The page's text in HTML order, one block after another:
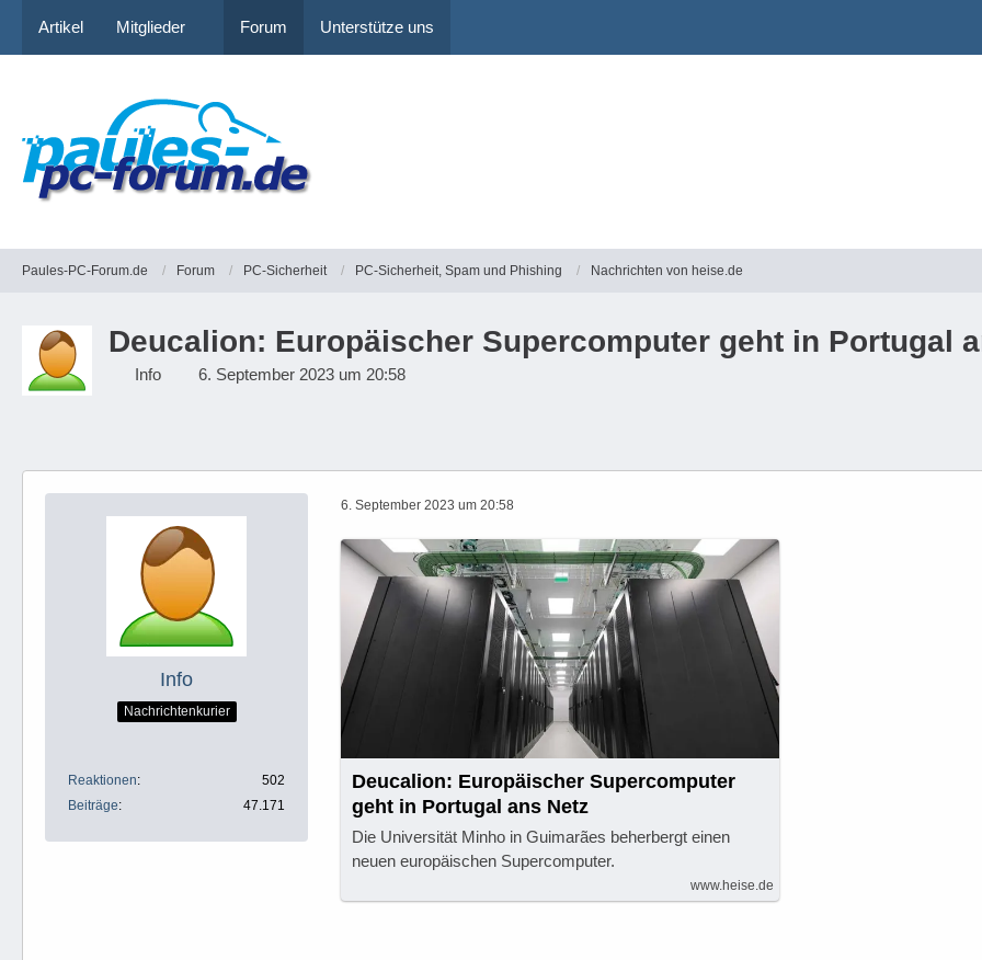
Artikel Mitglieder Forum Unterstütze uns
Paules-PC-Forum.de Forum PC-Sicherheit PC-Sicherheit, Spam und Phishing Nachrichten von heise.de
Deucalion: Europäischer Supercomputer geht in Portugal
Info 6. September 2023 um 20:58
Info
Nachrichtenkurier
Reaktionen
502
Beiträge
47.171
6. September 2023 um 20:58
Deucalion: Europäischer Supercomputer
geht in Portugal ans Netz
Die Universität Minho in Guimarães beherbergt einen
neuen europäischen Supercomputer.
www.heise.de